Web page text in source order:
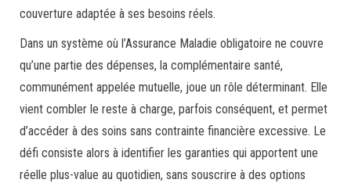
couverture adaptée à ses besoins réels.
Dans un système où l’Assurance Maladie obligatoire ne couvre
qu’une partie des dépenses, la complémentaire santé,
communément appelée mutuelle, joue un rôle déterminant. Elle
vient combler le reste à charge, parfois conséquent, et permet
d’accéder à des soins sans contrainte financière excessive. Le
défi consiste alors à identifier les garanties qui apportent une
réelle plus-value au quotidien, sans souscrire à des options